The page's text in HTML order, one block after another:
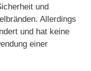
und
Allerdings
und hat keine
einer